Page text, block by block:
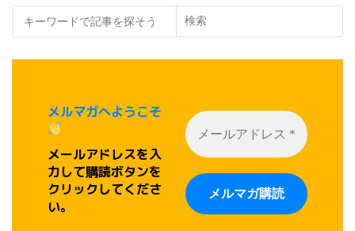
検索
メルマガへようこそ
メールアドレスを入
力して購読ボタンを
クリックしてくださ
い。